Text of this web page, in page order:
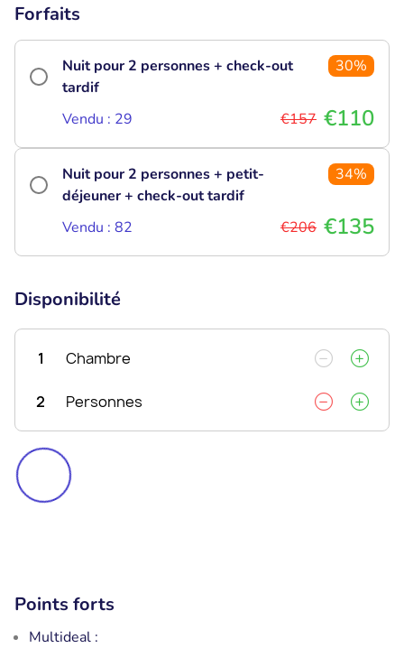
Forfaits
Nuit pour 2 personnes + check-out
tardif
30%
Vendu : 29 €157 €110
Nuit pour 2 personnes + petit-
déjeuner + check-out tardif
34%
Vendu : 82 €206 €135
Disponibilité
1 Chambre
2 Personnes
Points forts
Multideal :